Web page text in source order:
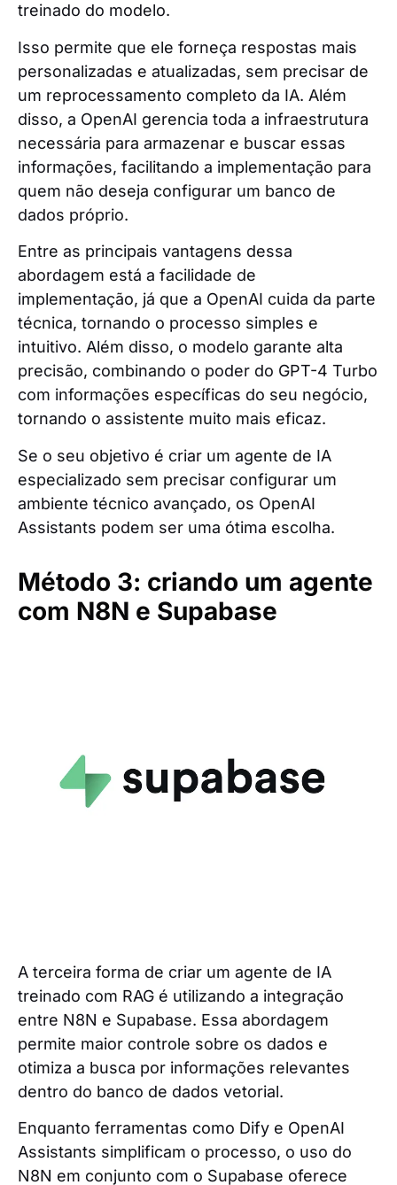
treinado do modelo.
Isso permite que ele forneça respostas mais
personalizadas e atualizadas, sem precisar de
um reprocessamento completo da IA. Além
disso, a OpenAI gerencia toda a infraestrutura
necessária para armazenar e buscar essas
informações, facilitando a implementação para
quem não deseja configurar um banco de
dados próprio.
Entre as principais vantagens dessa
abordagem está a facilidade de
implementação, já que a OpenAI cuida da parte
técnica, tornando o processo simples e
intuitivo. Além disso, o modelo garante alta
precisão, combinando o poder do GPT-4 Turbo
com informações específicas do seu negócio,
tornando o assistente muito mais eficaz.
Se o seu objetivo é criar um agente de IA
especializado sem precisar configurar um
ambiente técnico avançado, os OpenAI
Assistants podem ser uma ótima escolha.
Método 3: criando um agente
com N8N e Supabase
A terceira forma de criar um agente de IA
treinado com RAG é utilizando a integração
entre N8N e Supabase. Essa abordagem
permite maior controle sobre os dados e
otimiza a busca por informações relevantes
dentro do banco de dados vetorial.
Enquanto ferramentas como Dify e OpenAI
Assistants simplificam o processo, o uso do
N8N em conjunto com o Supabase oferece